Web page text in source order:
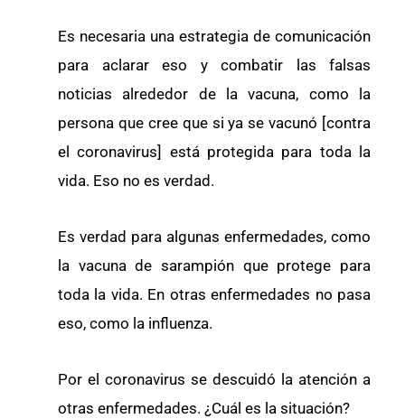
Es necesaria una estrategia de comunicación
para aclarar eso y combatir las falsas
noticias alrededor de la vacuna, como la
persona que cree que si ya se vacunó [contra
el coronavirus] está protegida para toda la
vida. Eso no es verdad.
Es verdad para algunas enfermedades, como
la vacuna de sarampión que protege para
toda la vida. En otras enfermedades no pasa
eso, como la influenza.
Por el coronavirus se descuidó la atención a
otras enfermedades. ¿Cuál es la situación?